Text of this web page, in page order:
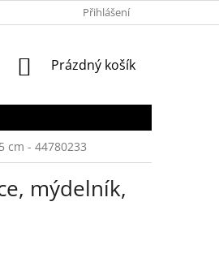
FORMULÁŘE KE STAŽENÍ
Přihlášení
NÁKUPNÍ
Prázdný košík
cm - 44780233
mýdelník,